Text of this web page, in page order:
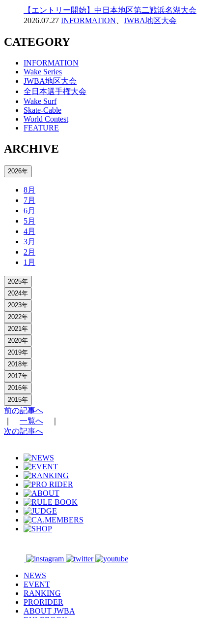
【エントリー開始】中日本地区第二戦浜名湖大会
2026.07.27 INFORMATION JWBA地区大会
CATEGORY
INFORMATION
Wake Series
JWBA地区大会
全日本選手権大会
Wake Surf
Skate-Cable
World Contest
FEATURE
ARCHIVE
2026年
8月
7月
6月
5月
4月
3月
2月
1月
2025年
2024年
2023年
2022年
2021年
2020年
2019年
2018年
2017年
2016年
2015年
前の記事へ
一覧へ
次の記事へ
NEWS
EVENT
RANKING
PRORIDER
ABOUT JWBA